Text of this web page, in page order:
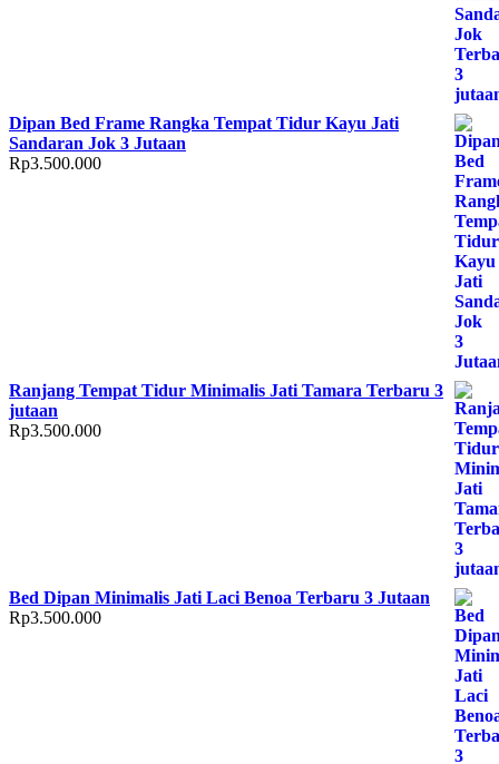
Dipan Bed Frame Rangka Tempat Tidur Kayu Jati
Sandaran Jok 3 Jutaan
Rp3.500.000
Ranjang Tempat Tidur Minimalis Jati Tamara Terbaru 3
jutaan
Rp3.500.000
Bed Dipan Minimalis Jati Laci Benoa Terbaru 3 Jutaan
Rp3.500.000